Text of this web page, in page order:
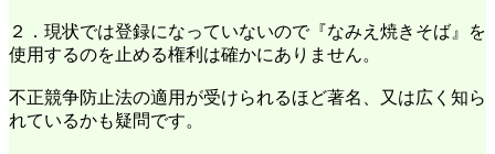
２．現状では登録になっていないので『なみえ焼きそば』を
使用するのを止める権利は確かにありません。
不正競争防止法の適用が受けられるほど著名、又は広く知ら
れているかも疑問です。